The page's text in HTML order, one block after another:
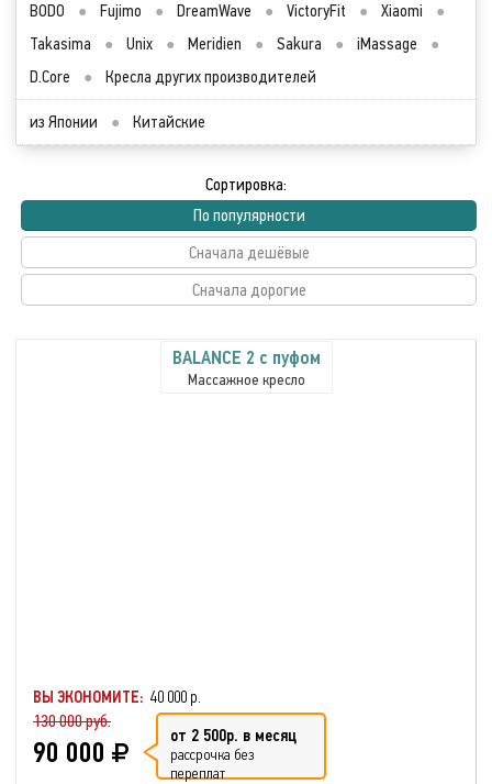
BODO
● Fujimo ● DreamWave ● VictoryFit ● Xiaomi
●
Takasima
● Unix ● Meridien ● Sakura ● iMassage
●
D.Core
● Кресла других производителей
из Японии ● Китайские
Сортировка:
По популярности
Сначала дешёвые
Сначала дорогие
BALANCE 2 с пуфом
Массажное кресло
ВЫ ЭКОНОМИТЕ: 40 000 р.
130 000 руб.
90 000 от 2 500р. в месяц
рассрочка без
переплат